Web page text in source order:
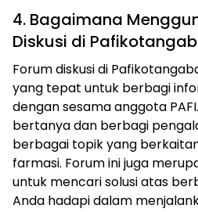
4. Bagaimana
Diskusi di
Forum diskusi di
yang tepat untuk berbagi
dengan sesama anggota
bertanya dan berbagi
berbagai topik yang
farmasi. Forum ini juga
untuk mencari solusi atas
Anda hadapi dalam